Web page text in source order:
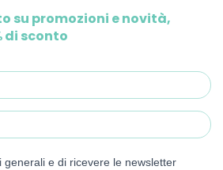
su promozioni e novità,
di sconto
generali e di ricevere le newsletter